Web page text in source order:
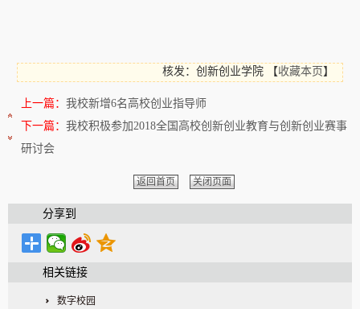
核发：创新创业学院 【收藏本页 】
上一篇： 我校新增6名高校创业指导师
下一篇： 我校积极参加2018全国高校创新创业教育与创新创业赛事
研讨会
返回首页 关闭页面
分享到
相关链接
数字校园